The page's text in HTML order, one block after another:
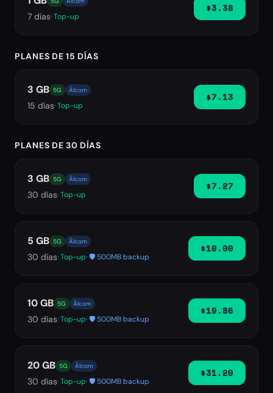
7 días· Top-up
$3.38
PLANES DE 15 DÍAS
3 GB 5G Ålcom
15 días· Top-up
$7.13
PLANES DE 30 DÍAS
3 GB 5G Ålcom
30 días· Top-up
$7.27
5 GB 5G Ålcom
30 días· Top-up· 🛡️ 500MB backup
$10.00
10 GB 5G Ålcom
30 días· Top-up· 🛡️ 500MB backup
$19.86
20 GB 5G Ålcom
30 días· Top-up· 🛡️ 500MB backup
$31.20